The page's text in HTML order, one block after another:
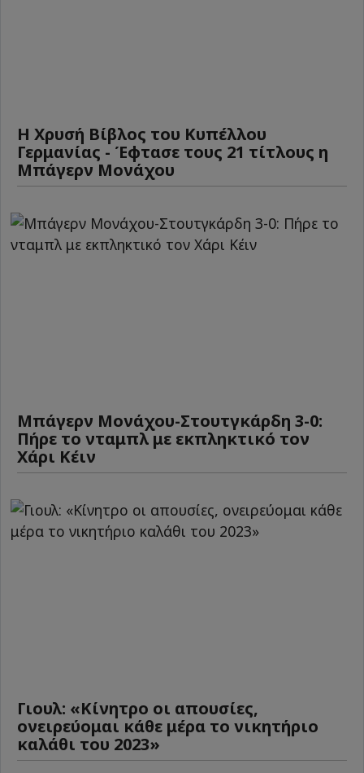
Η Χρυσή Βίβλος του Κυπέλλου
Γερμανίας - Έφτασε τους 21 τίτλους η
Μπάγερν Μονάχου
Μπάγερν Μονάχου-Στουτγκάρδη 3-0:
Πήρε το νταμπλ με εκπληκτικό τον
Χάρι Κέιν
Γιουλ: «Κίνητρο οι απουσίες,
ονειρεύομαι κάθε μέρα το νικητήριο
καλάθι του 2023»